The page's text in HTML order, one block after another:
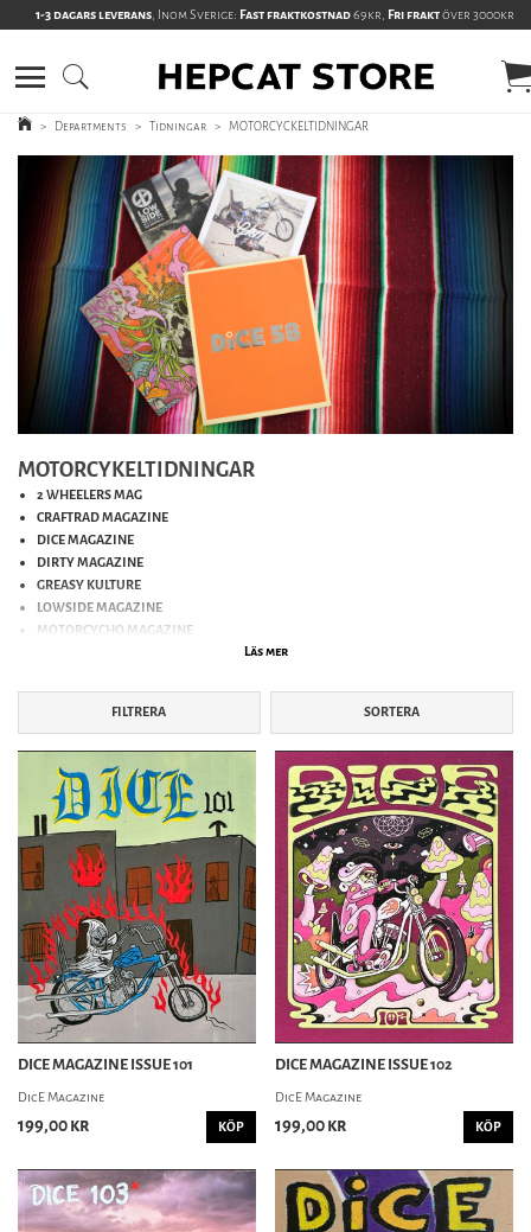
1-3 dagars leverans, Inom Sverige: Fast fraktkostnad69kr, Fri fraktöver 3000kr
> Departments > Tidningar > MOTORCYCKELTIDNINGAR
MOTORCYKELTIDNINGAR
2 WHEELERS MAG
CRAFTRAD MAGAZINE
DICE MAGAZINE
DIRTY MAGAZINE
GREASY KULTURE
LOWSIDE MAGAZINE
MOTORCYCHO MAGAZINE
SIDEBURN MAGAZINE
Läs mer
FILTRERA SORTERA
DICE MAGAZINE ISSUE 101
DicE Magazine
199,00 kr KÖP
DICE MAGAZINE ISSUE 102
DicE Magazine
199,00 kr KÖP